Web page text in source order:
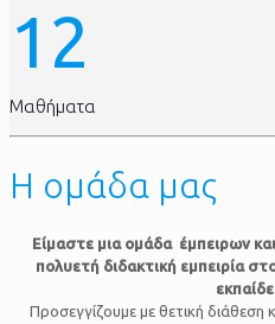
12
Μαθήματα
Η ομάδα μας
Είμαστε μια ομάδα έμπειρων
πολυετή διδακτική εμπειρία
Προσεγγίζουμε με θετική διάθεση